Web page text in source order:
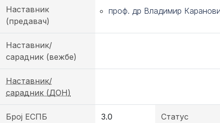
Наставник
(предавач)
проф. др Владимир
Наставник/
сарадник (вежбе)
Наставник/
сарадник (ДОН)
Број ЕСПБ 3.0
Статус